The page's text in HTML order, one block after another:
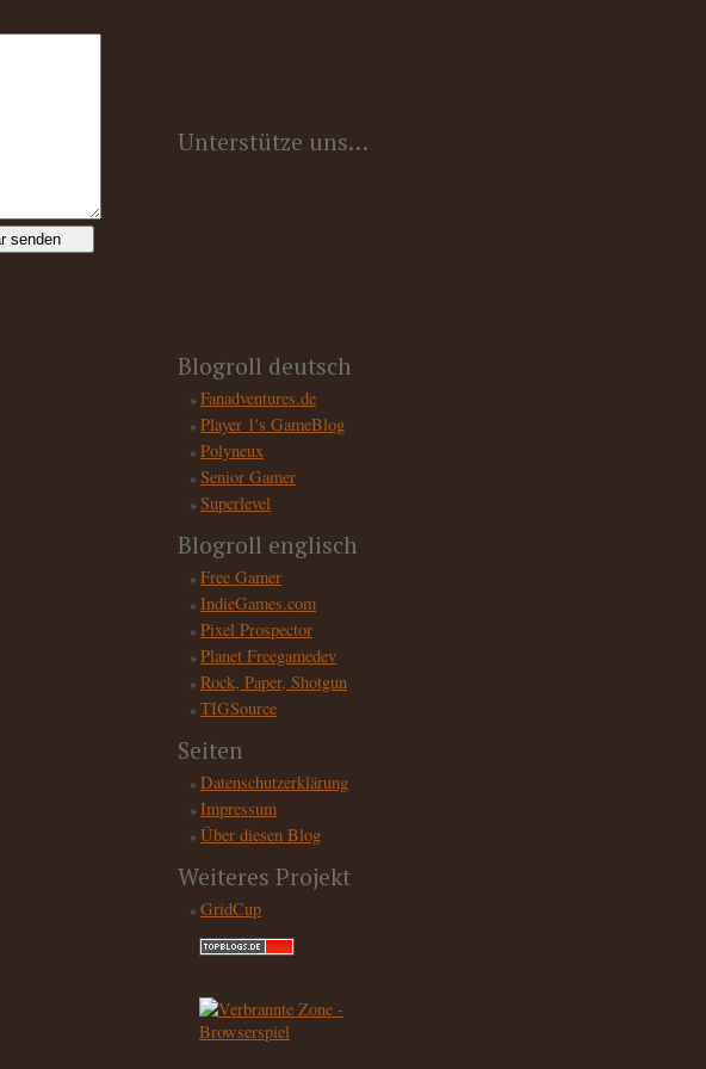
Unterstütze uns…
Blogroll deutsch
Fanadventures.de
Player 1's GameBlog
Polyneux
Senior Gamer
Superlevel
Blogroll englisch
Free Gamer
IndieGames.com
Pixel Prospector
Planet Freegamedev
Rock, Paper, Shotgun
TIGSource
Seiten
Datenschutzerklärung
Impressum
Über diesen Blog
Weiteres Projekt
GridCup